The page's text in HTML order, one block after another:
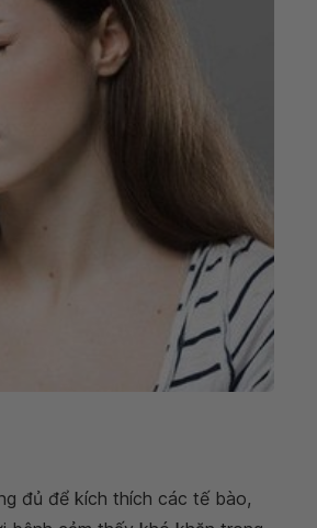
đủ để kích thích các tế bào,